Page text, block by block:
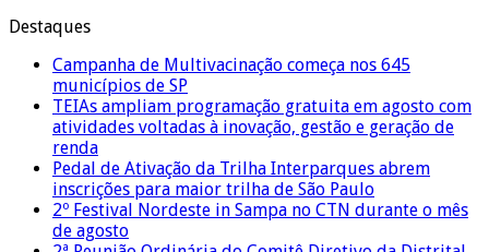
Destaques
Campanha de Multivacinação começa nos 645
municípios de SP
TEIAs ampliam programação gratuita em agosto com
atividades voltadas à inovação, gestão e geração de
renda
Pedal de Ativação da Trilha Interparques abrem
inscrições para maior trilha de São Paulo
2º Festival Nordeste in Sampa no CTN durante o mês
de agosto